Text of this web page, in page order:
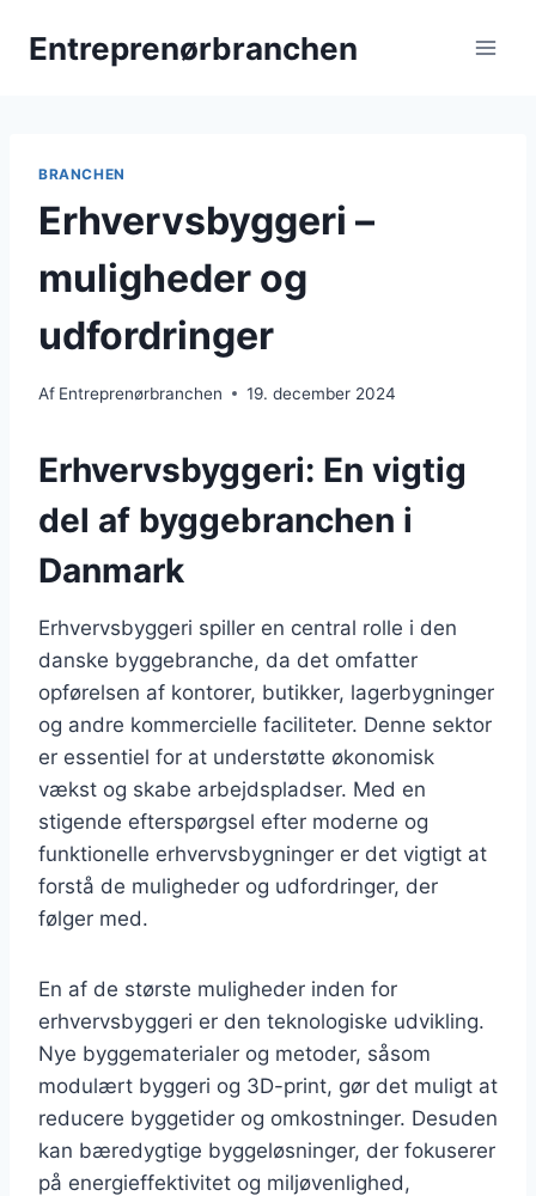
Entreprenørbranchen
BRANCHEN
Erhvervsbyggeri –
muligheder og
udfordringer
Af Entreprenørbranchen 19. december 2024
Erhvervsbyggeri: En vigtig
del af byggebranchen i
Danmark
Erhvervsbyggeri spiller en central rolle i den
danske byggebranche, da det omfatter
opførelsen af kontorer, butikker, lagerbygninger
og andre kommercielle faciliteter. Denne sektor
er essentiel for at understøtte økonomisk
vækst og skabe arbejdspladser. Med en
stigende efterspørgsel efter moderne og
funktionelle erhvervsbygninger er det vigtigt at
forstå de muligheder og udfordringer, der
følger med.
En af de største muligheder inden for
erhvervsbyggeri er den teknologiske udvikling.
Nye byggematerialer og metoder, såsom
modulært byggeri og 3D-print, gør det muligt at
reducere byggetider og omkostninger. Desuden
kan bæredygtige byggeløsninger, der fokuserer
på energieffektivitet og miljøvenlighed,